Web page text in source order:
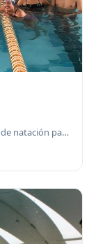
Piscina deportiva en Lima con programas de natación para todas las edades.